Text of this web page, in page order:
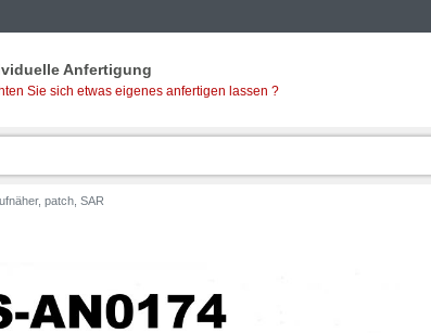
Anfertigung
Sie sich etwas eigenes anfertigen lassen ?
patch, SAR